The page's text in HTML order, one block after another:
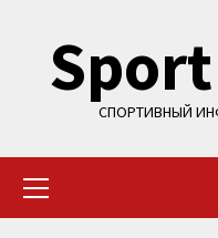
содержимому
СПОРТИВНЫЙ
меню